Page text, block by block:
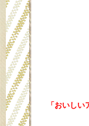
「おいしい